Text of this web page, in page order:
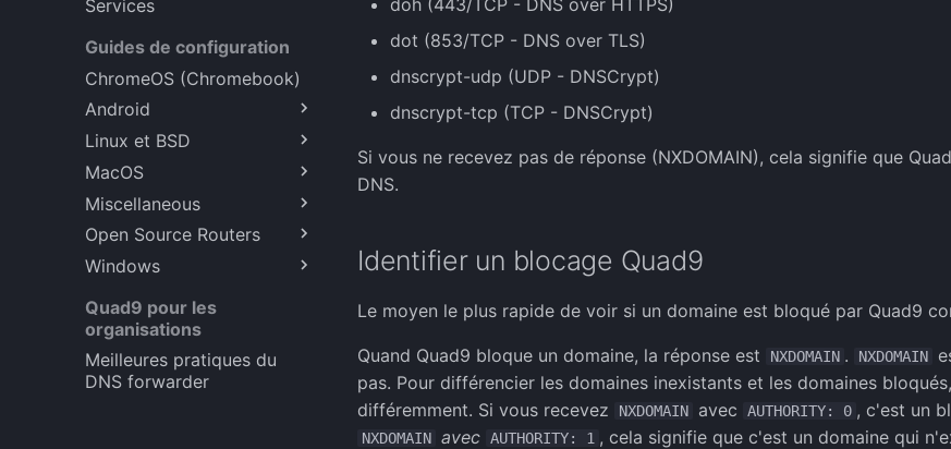
Services
Guides de configuration
ChromeOS (Chromebook)
Android
Android 9+ (Crypté)
Linux et BSD
Fedora 38
FreeBSD (Chiffré)
OpenBSD (Chiffré)
Ubuntu 20.04 et 22.04
Ubuntu 22.04 (Chiffré)
MacOS
Big Sur et plus récent
(Chiffré)
Miscellaneous
Cloudflared et Quad9
Pi Hole
Open Source Routers
IPFire (Chiffré)
MikroTik RouterOS
(Chiffré)
OPNsense (Chiffré)
OpenWrt LuCi
Windows
Windows 10
Windows 11 (Crypté)
Quad9 pour les
organisations
Meilleures pratiques du
DNS forwarder
doh (443/TCP - DNS over HTTPS)
dot (853/TCP - DNS over TLS)
dnscrypt-udp (UDP - DNSCrypt)
dnscrypt-tcp (TCP - DNSCrypt)
Si vous ne recevez pas de réponse (NXDOMAIN), cela signifie que
DNS.
Identifier un blocage Quad9
Le moyen le plus rapide de voir si un domaine est bloqué par Quad9
Quand Quad9 bloque un domaine, la réponse est NXDOMAIN . NXDOMAIN
pas. Pour différencier les domaines inexistants et les domaines
différemment. Si vous recevez NXDOMAIN avec AUTHORITY: 0 , c'est un
NXDOMAIN avec AUTHORITY: 1 , cela signifie que c'est un domaine qui